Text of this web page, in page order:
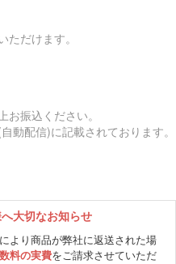
だけます。
振込ください。
動配信)に記載されております。
大切なお知らせ
より商品が弊社に返送された場
料の実費をご請求させていただ